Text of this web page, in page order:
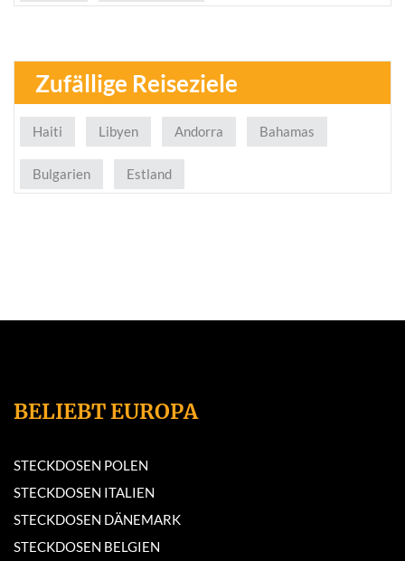
Zufällige Reiseziele
Haiti Libyen Andorra Bahamas
Bulgarien Estland
BELIEBT EUROPA
STECKDOSEN POLEN
STECKDOSEN ITALIEN
STECKDOSEN DÄNEMARK
STECKDOSEN BELGIEN